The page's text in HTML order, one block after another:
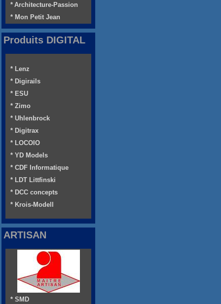
* Architecture-Passion
* Mon Petit Jean
Produits DIGITAL
* Lenz
* Digirails
* ESU
* Zimo
* Uhlenbrock
* Digitrax
* LOCOIO
* YD Models
* CDF Informatique
* LDT Littfinski
* DCC concepts
* Krois-Modell
ARTISAN
* SMD